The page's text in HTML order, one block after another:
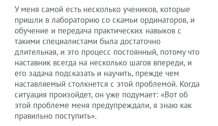
У меня самой есть несколько учеников, которые
пришли в лабораторию со скамьи ординаторов, и
обучение и передача практических навыков с
такими специалистами была достаточно
длительная, и это процесс постоянный, потому что
наставник всегда на несколько шагов впереди, и
его задача подсказать и научить, прежде чем
наставляемый столкнется с этой проблемой. Когда
ситуация произойдет, он уже подумает: «Вот об
этой проблеме меня предупреждали, я знаю как
правильно поступить».